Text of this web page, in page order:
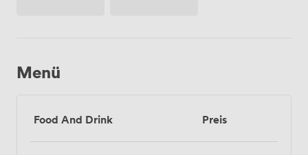
Menü
Food And Drink Preis